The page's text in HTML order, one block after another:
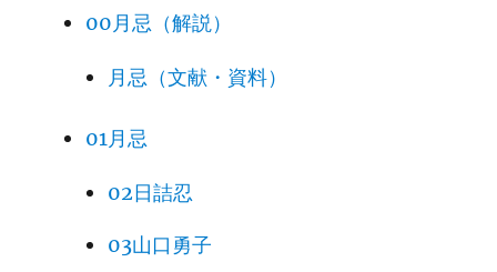
00月忌（解説）
月忌（文献・資料）
01月忌
02日詰忍
03山口勇子